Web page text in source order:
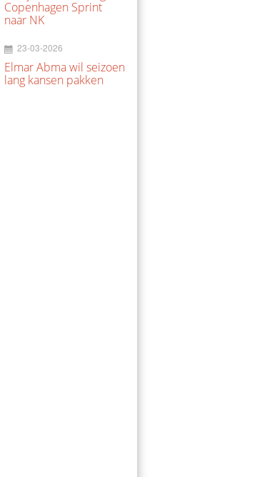
Copenhagen Sprint
naar NK
23-03-2026
Elmar Abma wil seizoen
lang kansen pakken